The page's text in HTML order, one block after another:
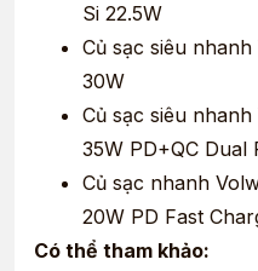
Si 22.5W
Củ sạc siêu
30W
Củ sạc siêu
35W PD+QC Dual
Củ sạc nhanh
20W PD Fast
Có thể tham khảo: